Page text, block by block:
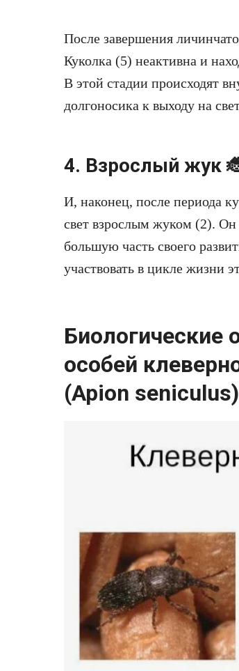
После завершения
Куколка (5) неактивна и
В этой стадии происходят
долгоносика к выходу на
4. Взрослый жук
И, наконец, после периода
свет взрослым жуком (2). Он
большую часть своего
участвовать в цикле жизни
Биологические
особей
(Apion seniculus)